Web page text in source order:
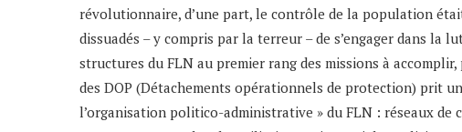
révolutionnaire, d’une part, le contrôle de la population
dissuadés – y compris par la terreur – de s’engager dans la
structures du FLN au premier rang des missions à
des DOP (Détachements opérationnels de protection) prit
l’organisation politico-administrative » du FLN : réseaux